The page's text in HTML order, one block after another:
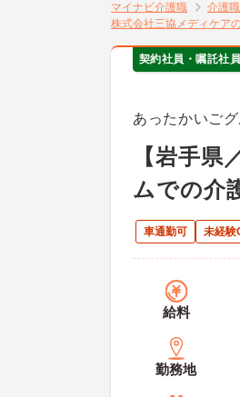
マイナビ介護職 介護
株式会社三協メディケア
契約社員・嘱託社員
あったかいご
【岩手
ムでの介
車通勤可 未経験
給料
勤務地